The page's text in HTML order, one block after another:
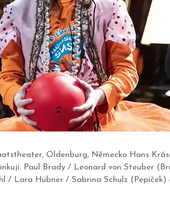
Oldenburg, Německo Hans
Paul Brady / Leonard von Steuber
Lara Hübner / Sabrina Schulz (Pepíček)